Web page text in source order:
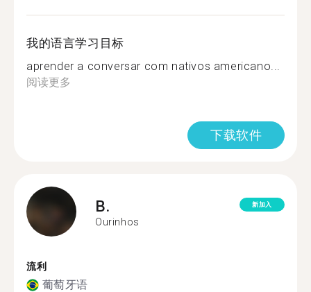
我的语言学习目标
aprender a conversar com nativos americano...
阅读更多
下载软件
B.
Ourinhos
新加入
流利
葡萄牙语